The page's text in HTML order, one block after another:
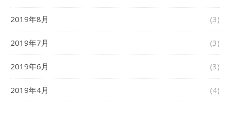
2019年8月 (3)
2019年7月 (3)
2019年6月 (3)
2019年4月 (4)